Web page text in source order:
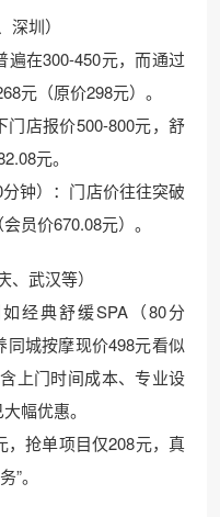
圳）
遍在300-450元，而通过
元（原价298元）。
门店报价500-800元，舒
元。
钟）：门店价往往突破
员价670.08元）。
武汉等）
经典舒缓SPA（80分
城按摩现价498元看似
上门时间成本、专业设
幅优惠。
，抢单项目仅208元，真
。